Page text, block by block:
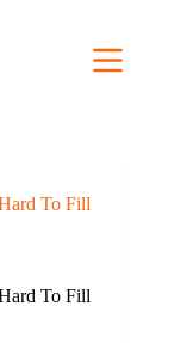
To Fill
To Fill